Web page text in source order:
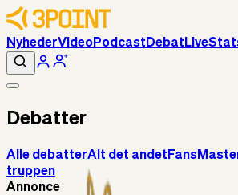
NyhederVideoPodcast Debat Live
Debatter
Alle debatterAlt det andet Fans
truppen
Annonce